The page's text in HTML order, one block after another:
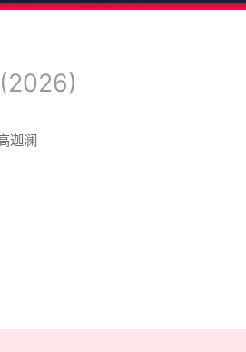
(2026)
迦澜